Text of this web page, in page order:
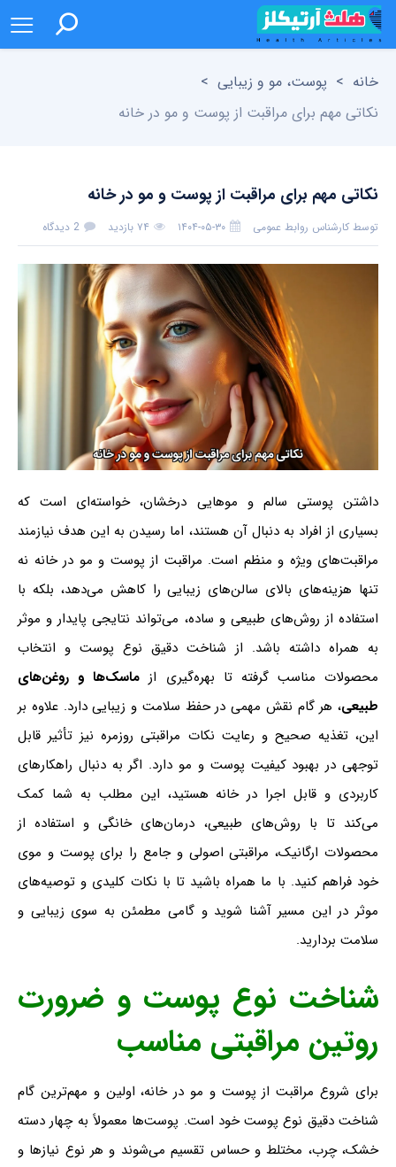
خانه > پوست، مو و زیبایی >
نکاتی مهم برای مراقبت از پوست و مو در خانه
نکاتی مهم برای مراقبت از پوست و مو در خانه
توسط کارشناس روابط عمومی ۱۴۰۴-۰۵-۳۰ ۷۴ بازدید 2 دیدگاه
داشتن پوستی سالم و موهایی درخشان، خواسته‌ای است که
بسیاری از افراد به دنبال آن هستند، اما رسیدن به این هدف نیازمند
مراقبت‌های ویژه و منظم است. مراقبت از پوست و مو در خانه نه
تنها هزینه‌های بالای سالن‌های زیبایی را کاهش می‌دهد، بلکه با
استفاده از روش‌های طبیعی و ساده، می‌تواند نتایجی پایدار و موثر
به همراه داشته باشد. از شناخت دقیق نوع پوست و انتخاب
محصولات مناسب گرفته تا بهره‌گیری از ماسک‌ها و روغن‌های
طبیعی، هر گام نقش مهمی در حفظ سلامت و زیبایی دارد. علاوه بر
این، تغذیه صحیح و رعایت نکات مراقبتی روزمره نیز تأثیر قابل
توجهی در بهبود کیفیت پوست و مو دارد. اگر به دنبال راهکارهای
کاربردی و قابل اجرا در خانه هستید، این مطلب به شما کمک
می‌کند تا با روش‌های طبیعی، درمان‌های خانگی و استفاده از
محصولات ارگانیک، مراقبتی اصولی و جامع را برای پوست و موی
خود فراهم کنید. با ما همراه باشید تا با نکات کلیدی و توصیه‌های
موثر در این مسیر آشنا شوید و گامی مطمئن به سوی زیبایی و
سلامت بردارید.
شناخت نوع پوست و ضرورت
روتین مراقبتی مناسب
برای شروع مراقبت از پوست و مو در خانه، اولین و مهم‌ترین گام
شناخت دقیق نوع پوست خود است. پوست‌ها معمولاً به چهار دسته
خشک، چرب، مختلط و حساس تقسیم می‌شوند و هر نوع نیازها و